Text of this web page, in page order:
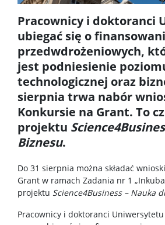
Doktoraty wdrożeniowe
Struktura
Regulaminy/zasady
Procedura przewodu
Ubezpieczenie zdrowotne
Pracownicy i doktoranci
ubiegać się o
przedwdrożeniowych,
jest podniesienie
technologicznej oraz
sierpnia trwa nabór
Konkursie na Grant. To
projektu
Biznesu.
Do 31 sierpnia można składać
Grant w ramach Zadania nr 1
projektu Science4Business – Nauka
Pracownicy i doktoranci